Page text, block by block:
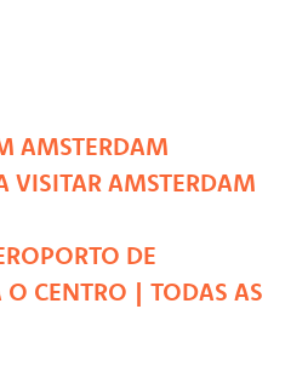
AMSTERDAM
VISITAR AMSTERDAM
DE
CENTRO | TODAS AS